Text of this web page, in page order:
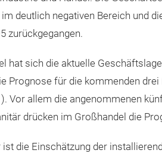
im deutlich negativen Bereich und
zurückgegangen.
hat sich die aktuelle
Prognose für die kommenden
Vor allem die angenommenen
drücken im Großhandel die
die Einschätzung der